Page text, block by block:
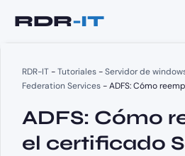
RDR-IT-Tutoriales-Servidor de
Federation Services-ADFS: Cómo
ADFS: Cómo
el certificado